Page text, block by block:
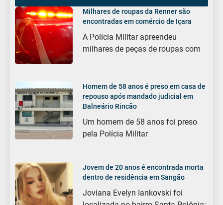
Milhares de roupas da Renner são
encontradas em comércio de Içara
A Polícia Militar apreendeu
milhares de peças de roupas com
Homem de 58 anos é preso em casa de
repouso após mandado judicial em
Balneário Rincão
Um homem de 58 anos foi preso
pela Polícia Militar
Jovem de 20 anos é encontrada morta
dentro de residência em Sangão
Joviana Evelyn Iankovski foi